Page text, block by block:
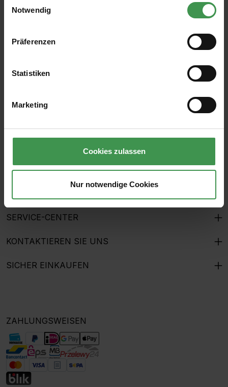
Notwendig
Präferenzen
Statistiken
Marketing
Cookies zulassen
Nur notwendige Cookies
E-Mail-Adresse*
Ich habe die
zur Kenntnis
einverstanden.
THE MURALIST
SERVICE-CENTER
KONTAKTIEREN SIE UNS
SICHER EINKAUFEN
ZAHLUNGSWEISEN